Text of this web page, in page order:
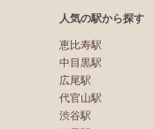
人気の駅から探す
恵比寿駅
中目黒駅
広尾駅
代官山駅
渋谷駅